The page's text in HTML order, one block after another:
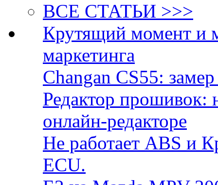
ВСЕ СТАТЬИ >>>
Крутящий момент и
маркетинга
Changan CS55:
Редактор прошивок:
онлайн-редакторе
Не работает ABS и
ECU.